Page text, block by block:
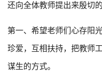
还向全体教师提出来殷切的
第一、希望老师们心存阳
珍爱，互相扶持，把教师
谋生的方式。